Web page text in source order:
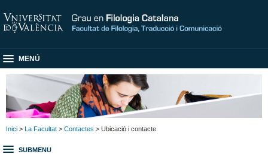
MENÚ
Inici > La Facultat > Contactes > Ubicació i contacte
SUBMENU